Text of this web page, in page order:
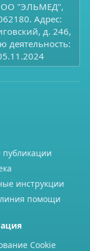
"ЭЛЬМЕД",
Адрес:
д. 246,
деятельность:
инструкции
помощи
Cookie